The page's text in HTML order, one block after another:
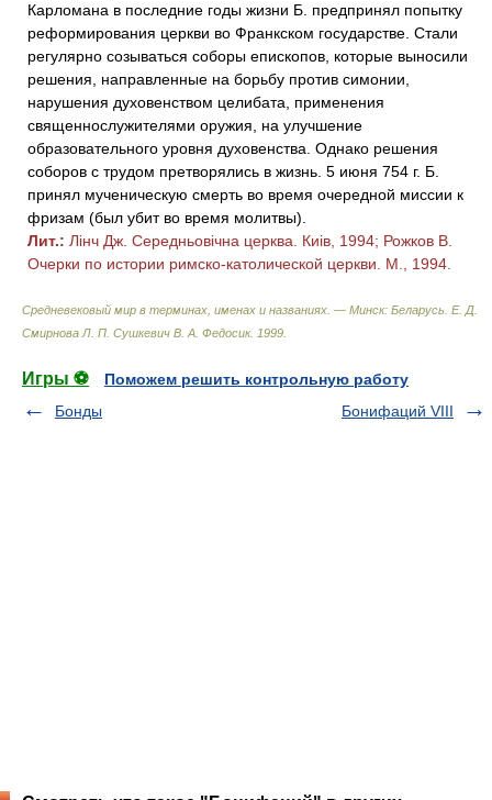
Карломана в последние годы жизни Б. предпринял попытку
реформирования церкви во Франкском государстве. Стали
регулярно созываться соборы епископов, которые выносили
решения, направленные на борьбу против симонии,
нарушения духовенством целибата, применения
священнослужителями оружия, на улучшение
образовательного уровня духовенства. Однако решения
соборов с трудом претворялись в жизнь. 5 июня 754 г. Б.
принял мученическую смерть во время очередной миссии к
фризам (был убит во время молитвы).
Лит.: Лiнч Дж. Середньовiчна церква. Киiв, 1994; Рожков В.
Очерки по истории римско-католической церкви. М., 1994.
Средневековый мир в терминах, именах и названиях. — Минск: Беларусь Е. Д.
Смирнова Л. П. Сушкевич В. А. Федосик. 1999
Игры ⚽
Поможем решить контрольную работу
Бонды
Бонифаций VIII